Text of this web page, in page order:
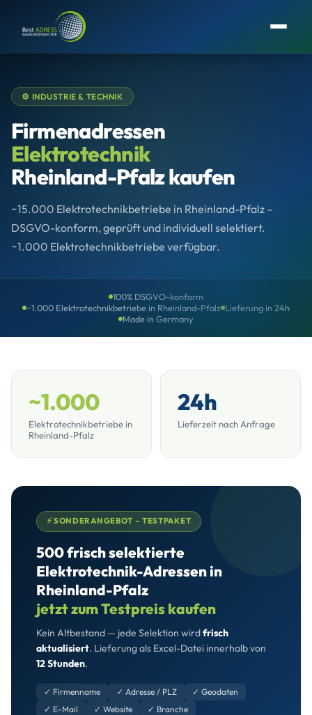
⚙️ INDUSTRIE & TECHNIK
Firmenadressen
Elektrotechnik
Rheinland-Pfalz kaufen
~15.000 Elektrotechnikbetriebe in Rheinland-Pfalz –
DSGVO-konform, geprüft und individuell selektiert.
~1.000 Elektrotechnikbetriebe verfügbar.
100% DSGVO-konform
~1.000 Elektrotechnikbetriebe in Rheinland-Pfalz Lieferung in 24h
Made in Germany
~1.000
Elektrotechnikbetriebe in
Rheinland-Pfalz
24h
Lieferzeit nach Anfrage
⚡ SONDERANGEBOT – TESTPAKET
500 frisch selektierte
Elektrotechnik-Adressen in
Rheinland-Pfalz
jetzt zum Testpreis kaufen
Kein Altbestand — jede Selektion wirdfrisch
aktualisiert. Lieferung als Excel-Datei innerhalb von
12 Stunden.
✓ Firmenname ✓ Adresse / PLZ
✓ Geodaten
✓ E-Mail
✓ Website ✓ Branche